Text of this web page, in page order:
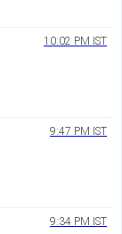
10:02 PM IST
9:47 PM IST
9:34 PM IST